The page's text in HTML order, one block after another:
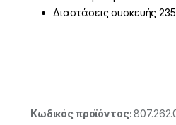
Διαστάσεις συσκευής
Κωδικός προϊόντος: